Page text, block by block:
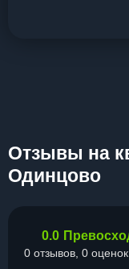
Отзывы на
Одинцово
0.0
0 отзывов, 0 оценок